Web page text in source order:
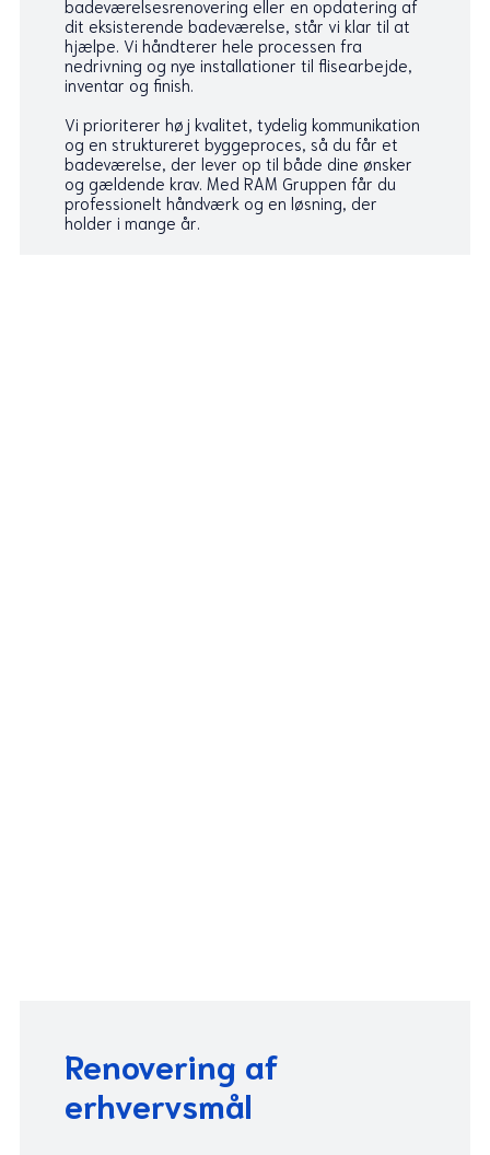
badeværelsesrenovering eller en opdatering af
dit eksisterende badeværelse, står vi klar til at
hjælpe. Vi håndterer hele processen fra
nedrivning og nye installationer til flisearbejde,
inventar og finish.
Vi prioriterer høj kvalitet, tydelig kommunikation
og en struktureret byggeproces, så du får et
badeværelse, der lever op til både dine ønsker
og gældende krav. Med RAM Gruppen får du
professionelt håndværk og en løsning, der
holder i mange år.
Renovering af
erhvervsmål